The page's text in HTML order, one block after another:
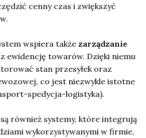
cenny czas i zwiększyć
wspiera także zarządzanie
ewidencję towarów. Dzięki niemu
stan przesyłek oraz
co jest niezwykle istotne
spedycja-logistyka).
również systemy, które integrują
wykorzystywanymi w firmie,